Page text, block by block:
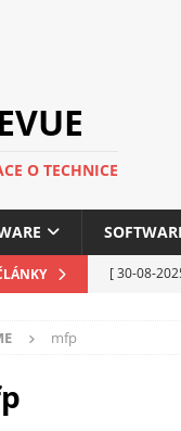
O TECHNICE
[ 30-08-
mfp